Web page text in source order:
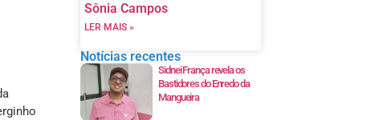
Sônia Campos
LER MAIS »
Notícias recentes
Sidnei França revela os
Bastidores do Enredo da
Mangueira